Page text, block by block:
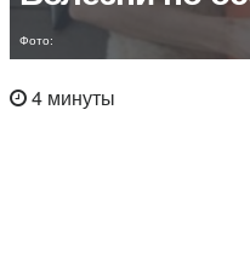
Фото:
4 минуты